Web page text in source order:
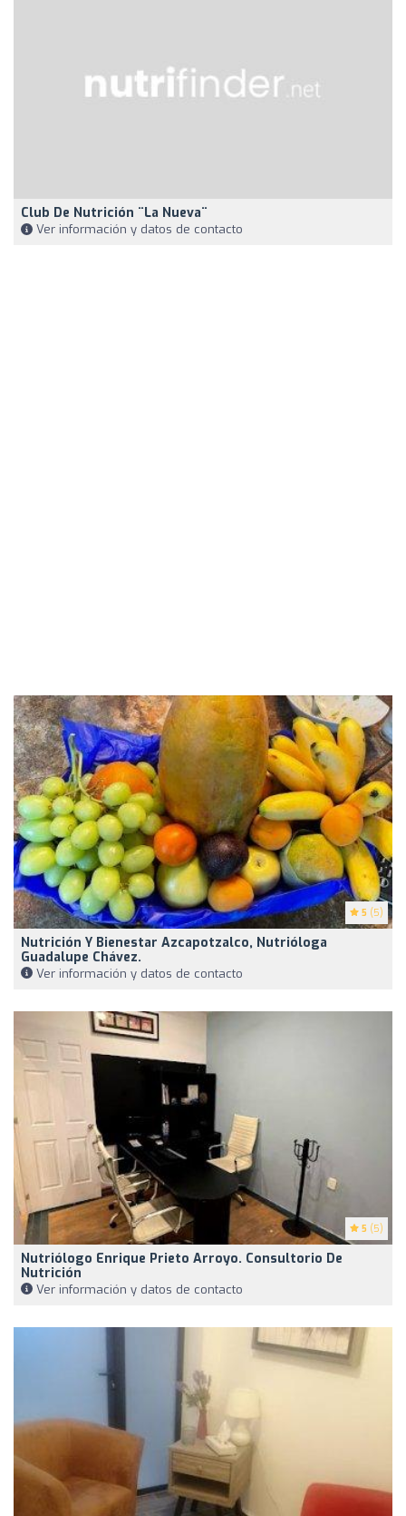
Club De Nutrición ¨La Nueva¨
Ver información y datos de contacto
5 (5)
Nutrición Y Bienestar Azcapotzalco, Nutrióloga
Guadalupe Chávez.
Ver información y datos de contacto
5 (5)
Nutriólogo Enrique Prieto Arroyo. Consultorio De
Nutrición
Ver información y datos de contacto